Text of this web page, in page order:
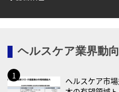
2026/08/10(月)
・糖化の日
2026/08/12(水)
・育児の日
ヘルスケア業界動
ヘルスケア市